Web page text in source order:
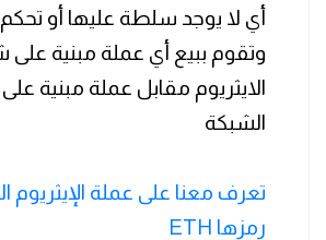
أي لا يوجد سلطة عليها أو تحكم
وتقوم ببيع أي عملة مبنية على
الايثريوم مقابل عملة مبنية
الشبكة
تعرف معنا على عملة
رمزها ETH